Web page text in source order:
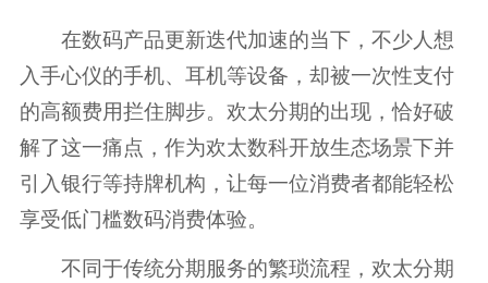
在数码产品更新迭代加速的当下，不少人想
入手心仪的手机、耳机等设备，却被一次性支付
的高额费用拦住脚步。欢太分期的出现，恰好破
解了这一痛点，作为欢太数科开放生态场景下并
引入银行等持牌机构，让每一位消费者都能轻松
享受低门槛数码消费体验。
不同于传统分期服务的繁琐流程，欢太分期